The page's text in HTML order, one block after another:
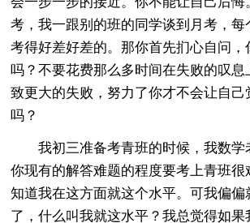
考，我一跟别的班的同学谈到月考，每
考得好差好差的。那你首先扪心自问，
吗？不要花费那么多时间在失败的叹息
致更大的失败，努力了你才不会让自己
吗？
我初三准备考青班的时候，我数学
你现有的解答难题的程度要考上青班很
知道我在这方面就这个水平。可我偏偏
了，什么叫我就这水平？我总觉得如